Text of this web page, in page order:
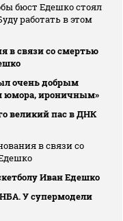
бюст Едешко стоял
работать в этом
в связи со смертью
очень добрым
юмора, ироничным»
великий пас в ДНК
в связи со
Иван Едешко
У супермодели